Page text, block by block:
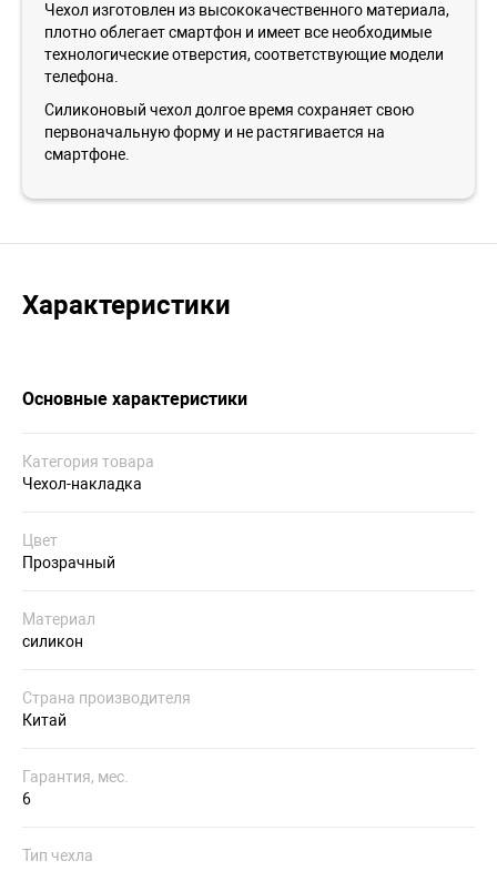
Чехол изготовлен из высококачественного материала,
плотно облегает смартфон и имеет все необходимые
технологические отверстия, соответствующие модели
телефона.
Силиконовый чехол долгое время сохраняет свою
первоначальную форму и не растягивается на
смартфоне.
Характеристики
Основные характеристики
Категория товара
Чехол-накладка
Цвет
Прозрачный
Материал
силикон
Страна производителя
Китай
Гарантия, мес.
6
Тип чехла